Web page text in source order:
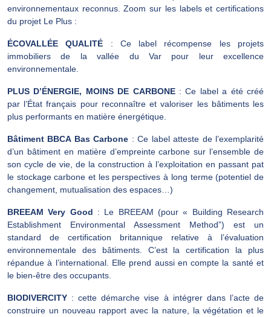
environnementaux reconnus. Zoom sur les labels et certifications
du projet Le Plus :
ÉCOVALLÉE QUALITÉ : Ce label récompense les projets
immobiliers de la vallée du Var pour leur excellence
environnementale.
PLUS D’ÉNERGIE, MOINS DE CARBONE: Ce label a été créé
par l’État français pour reconnaître et valoriser les bâtiments les
plus performants en matière énergétique.
Bâtiment BBCA Bas Carbone : Ce label atteste de l’exemplarité
d’un bâtiment en matière d’empreinte carbone sur l’ensemble de
son cycle de vie, de la construction à l’exploitation en passant pat
le stockage carbone et les perspectives à long terme (potentiel de
changement, mutualisation des espaces…)
BREEAM Very Good : Le BREEAM (pour « Building Research
Establishment Environmental Assessment Method”) est un
standard de certification britannique relative à l’évaluation
environnementale des bâtiments. C’est la certification la plus
répandue à l’international. Elle prend aussi en compte la santé et
le bien-être des occupants.
BIODIVERCITY : cette démarche vise à intégrer dans l’acte de
construire un nouveau rapport avec la nature, la végétation et le